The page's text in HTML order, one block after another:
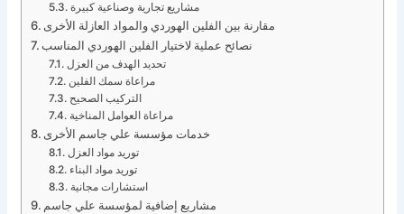
مشاريع تجارية وصناعية كبيرة
مقارنة بين الفلين الهوردي والمواد العازلة الأخرى
نصائح عملية لاختيار الفلين الهوردي المناسب
تحديد الهدف من العزل
مراعاة سمك الفلين
التركيب الصحيح
مراعاة العوامل المناخية
خدمات مؤسسة علي جاسم الأخرى
توريد مواد العزل
توريد مواد البناء
استشارات مجانية
مشاريع إضافية لمؤسسة علي جاسم